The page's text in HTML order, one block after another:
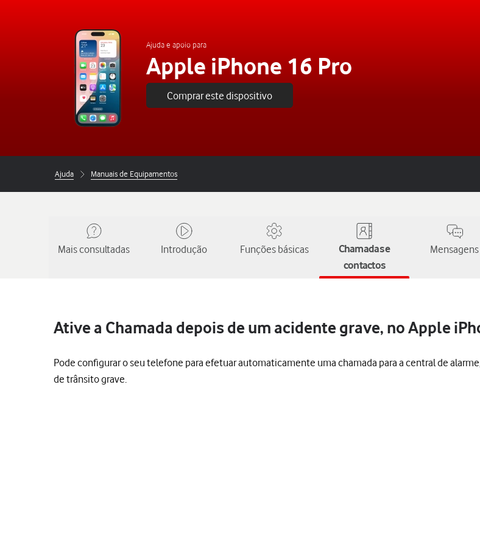
Ajuda e apoio para
Apple iPhone 16 Pro
Comprar este dispositivo
Ajuda Manuais de Equipamentos
Mais consultadas Introdução Funções básicas
Chamadas e
contactos
Mensagens
Ative a Chamada depois de um acidente grave, no Apple
Pode configurar o seu telefone para efetuar automaticamente uma chamada para a central de
de trânsito grave.